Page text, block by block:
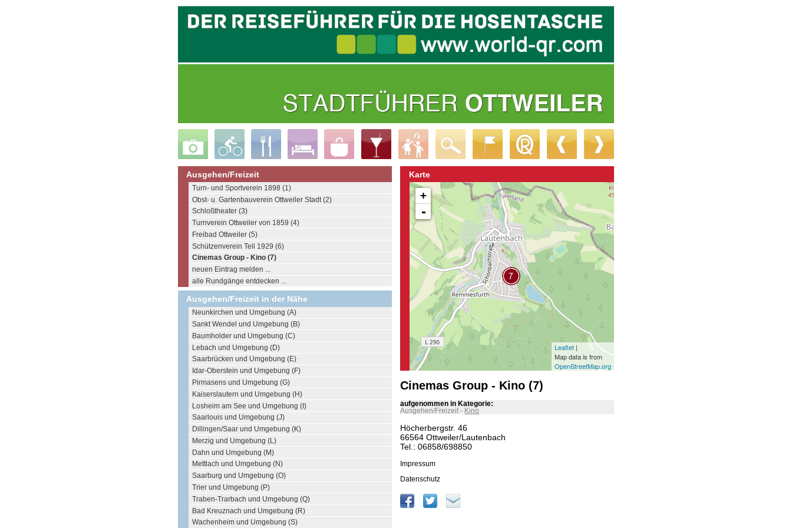
Ausgehen/Freizeit
Turn- und Sportverein 1898 (1)
Obst- u. Gartenbauverein Ottweiler Stadt (2)
Schloßtheater (3)
Turnverein Ottweiler von 1859 (4)
Freibad Ottweiler (5)
Schützenverein Tell 1929 (6)
Cinemas Group - Kino (7)
neuen Eintrag melden ...
alle Rundgänge entdecken ...
Ausgehen/Freizeit in der Nähe
Neunkirchen und Umgebung (A)
Sankt Wendel und Umgebung (B)
Baumholder und Umgebung (C)
Lebach und Umgebung (D)
Saarbrücken und Umgebung (E)
Idar-Oberstein und Umgebung (F)
Pirmasens und Umgebung (G)
Kaiserslautern und Umgebung (H)
Losheim am See und Umgebung (I)
Saarlouis und Umgebung (J)
Dillingen/Saar und Umgebung (K)
Merzig und Umgebung (L)
Dahn und Umgebung (M)
Mettlach und Umgebung (N)
Saarburg und Umgebung (O)
Trier und Umgebung (P)
Traben-Trarbach und Umgebung (Q)
Bad Kreuznach und Umgebung (R)
Wachenheim und Umgebung (S)
Karte
+
-
Leaflet |
Map data is from
OpenStreetMap.org
Cinemas Group - Kino (7)
aufgenommen in Kategorie:
Ausgehen/Freizeit - Kino
Höcherbergstr. 46
66564 Ottweiler/Lautenbach
Tel.: 06858/698850
Impressum
Datenschutz